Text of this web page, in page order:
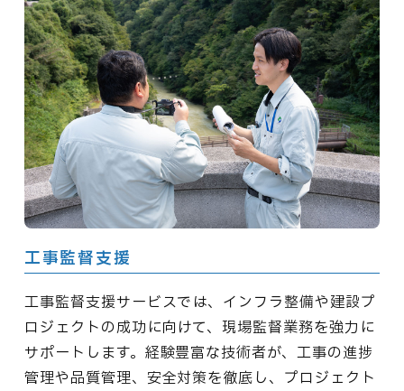
工事監督支援
工事監督支援サービスでは、インフラ整備や建設プ
ロジェクトの成功に向けて、現場監督業務を強力に
サポートします。経験豊富な技術者が、工事の進捗
管理や品質管理、安全対策を徹底し、プロジェクト